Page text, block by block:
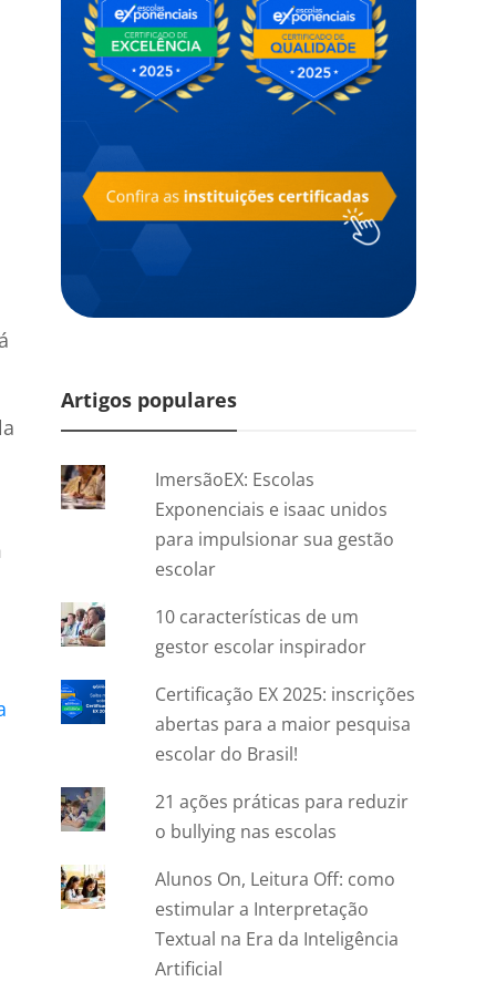
Artigos populares
ImersãoEX: Escolas
Exponenciais e isaac unidos
para impulsionar sua gestão
escolar
10 características de um
gestor escolar inspirador
Certificação EX 2025: inscrições
abertas para a maior pesquisa
escolar do Brasil!
21 ações práticas para reduzir
o bullying nas escolas
Alunos On, Leitura Off: como
estimular a Interpretação
Textual na Era da Inteligência
Artificial